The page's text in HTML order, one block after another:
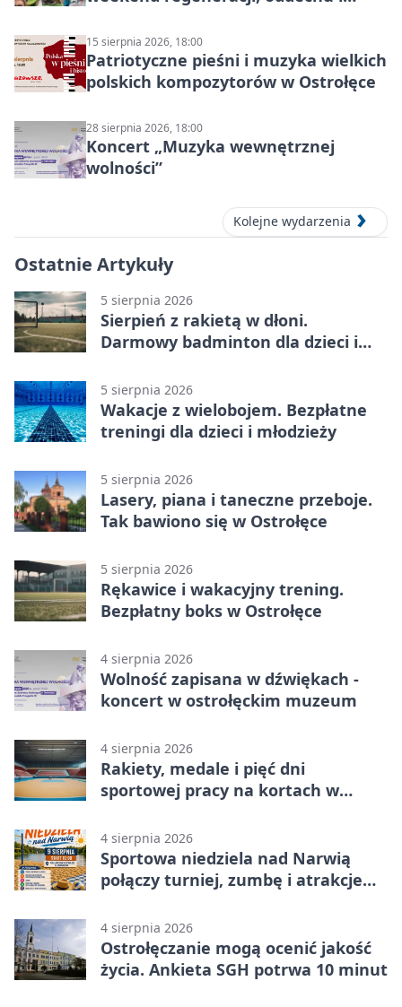
15 sierpnia 2026, 18:00
Patriotyczne pieśni i muzyka wielkich
polskich kompozytorów w Ostrołęce
28 sierpnia 2026, 18:00
Koncert „Muzyka wewnętrznej
wolności”
Kolejne wydarzenia
Ostatnie Artykuły
5 sierpnia 2026
Sierpień z rakietą w dłoni.
Darmowy badminton dla dzieci i
5 sierpnia 2026
Wakacje z wielobojem. Bezpłatne
treningi dla dzieci i młodzieży
5 sierpnia 2026
Lasery, piana i taneczne przeboje.
Tak bawiono się w Ostrołęce
5 sierpnia 2026
Rękawice i wakacyjny trening.
Bezpłatny boks w Ostrołęce
4 sierpnia 2026
Wolność zapisana w dźwiękach -
koncert w ostrołęckim muzeum
4 sierpnia 2026
Rakiety, medale i pięć dni
sportowej pracy na kortach w
4 sierpnia 2026
Sportowa niedziela nad Narwią
połączy turniej, zumbę i atrakcje
4 sierpnia 2026
Ostrołęczanie mogą ocenić jakość
życia. Ankieta SGH potrwa 10 minut